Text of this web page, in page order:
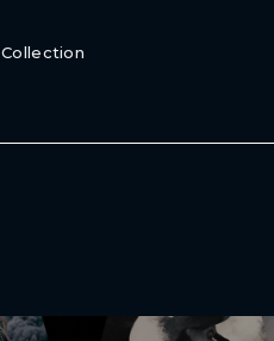
Collection